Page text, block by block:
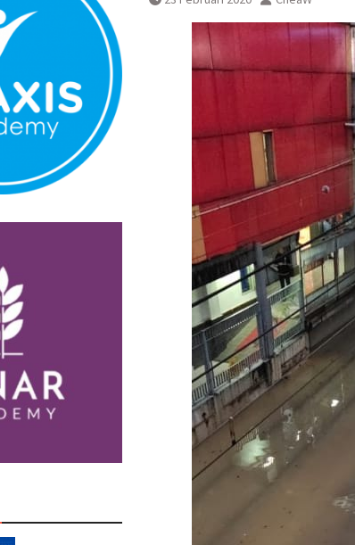
Pembatalan sementara perjalanan KA
Bandara YIA Yogyakarta